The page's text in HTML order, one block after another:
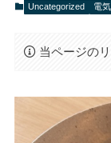
Uncategorized 電
当ページの